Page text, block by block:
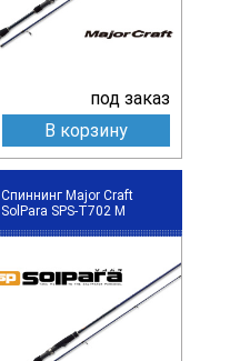
под заказ
В корзину
Спиннинг Major Craft
SolPara SPS-T702 M